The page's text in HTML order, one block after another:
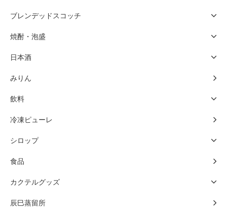
ブレンデッドスコッチ
焼酎・泡盛
日本酒
みりん
飲料
冷凍ピューレ
シロップ
食品
カクテルグッズ
辰巳蒸留所